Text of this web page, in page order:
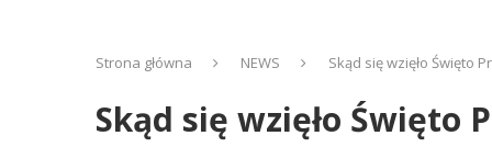
Strona główna NEWS Skąd się wzięło Święto
Skąd się wzięło Święto